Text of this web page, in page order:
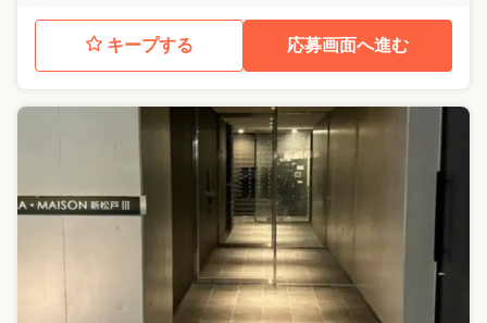
キープする 応募画面へ進む